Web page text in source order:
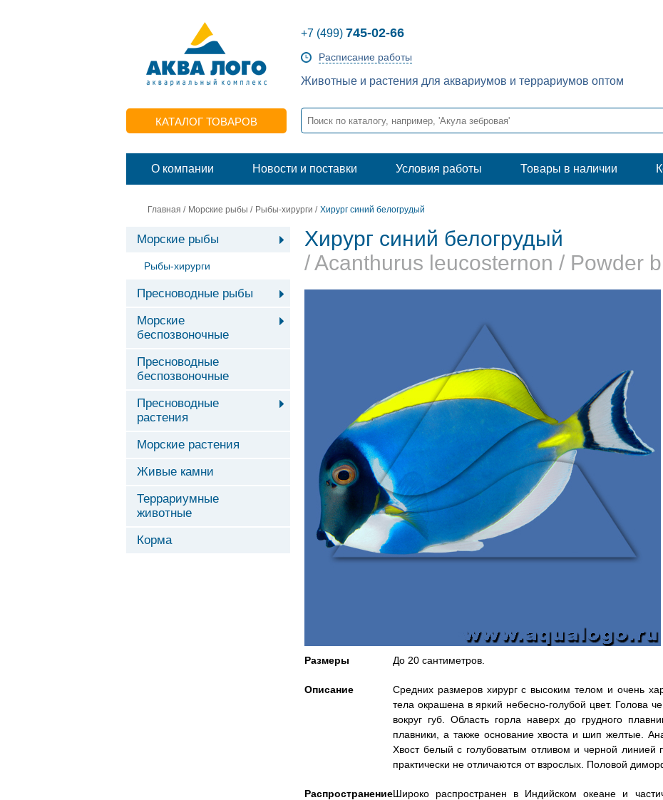
+7 (499) 745-02-66
Расписание работы
Животные и растения для аквариумов и террариумов оптом
КАТАЛОГ ТОВАРОВ
О компании Новости и поставки Условия работы Товары в наличии
Главная / Морские рыбы / Рыбы-хирурги / Хирург синий белогрудый
Морские рыбы
Рыбы-хирурги
Пресноводные рыбы
Морские
беспозвоночные
Пресноводные
беспозвоночные
Пресноводные
растения
Морские растения
Живые камни
Террариумные
животные
Корма
Хирург синий белогрудый
/ Acanthurus leucosternon / Powder
Размеры До 20 сантиметров.
Описание
Средних размеров хирург с высоким телом и очень
тела окрашена в яркий небесно-голубой цвет. Голова
вокруг губ. Область горла наверх до грудного
плавники, а также основание хвоста и шип желтые.
Хвост белый с голубоватым отливом и черной
практически не отличаются от взрослых. Половой
РаспространениеШироко распространен в Индийском океане и